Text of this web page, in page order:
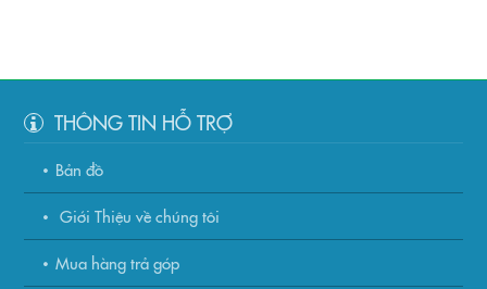
THÔNG TIN HỖ TRỢ
Bản đồ
Giới Thiệu về chúng tôi
Mua hàng trả góp